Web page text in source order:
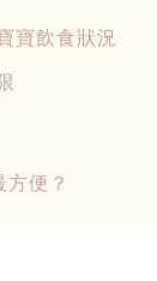
寶飲食狀況
便？